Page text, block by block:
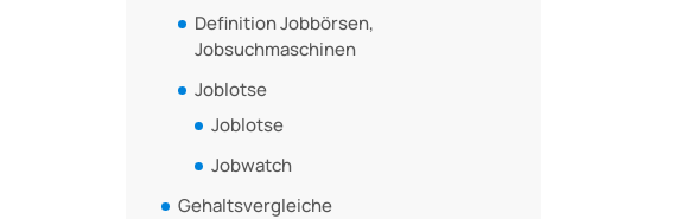
Definition Jobbörsen,
Jobsuchmaschinen
Joblotse
Joblotse
Jobwatch
Gehaltsvergleiche